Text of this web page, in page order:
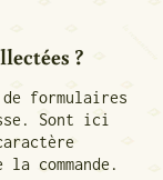
?
formulaires
Sont ici
commande.